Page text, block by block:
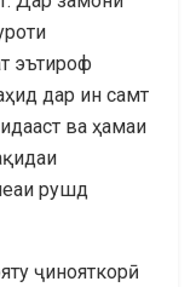
эътироф
дар ин самт
ва ҳамаи
рушд
ҷинояткорӣ